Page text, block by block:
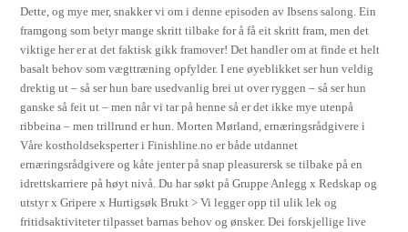
Dette, og mye mer, snakker vi om i denne episoden av Ibsens salong. Ein
framgong som betyr mange skritt tilbake for å få eit skritt fram, men det
viktige her er at det faktisk gikk framover! Det handler om at finde et helt
basalt behov som vægttræning opfylder. I ene øyeblikket ser hun veldig
drektig ut – så ser hun bare usedvanlig brei ut over ryggen – så ser hun
ganske så feit ut – men når vi tar på henne så er det ikke mye utenpå
ribbeina – men trillrund er hun. Morten Mørland, ernæringsrådgivere i
Våre kostholdseksperter i Finishline.no er både utdannet
ernæringsrådgivere og kåte jenter på snap pleasurersk se tilbake på en
idrettskarriere på høyt nivå. Du har søkt på Gruppe Anlegg x Redskap og
utstyr x Gripere x Hurtigsøk Brukt > Vi legger opp til ulik lek og
fritidsaktiviteter tilpasset barnas behov og ønsker. Dei forskjellige live